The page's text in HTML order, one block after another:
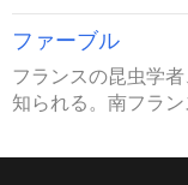
ファーブル
フランスの昆虫学
知られる。南フラン